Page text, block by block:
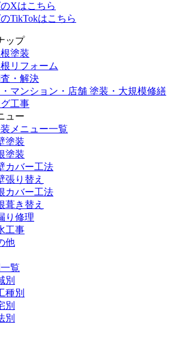
ップ
塗装
リフォーム
・解決
マンション・店舗 塗装・大規模修繕
工事
ュー
メニュー一覧
塗装
塗装
カバー工法
張り替え
カバー工法
葺き替え
り修理
工事
他
覧
別
種別
別
別